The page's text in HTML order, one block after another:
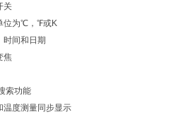
关
位为℃，℉或K
时间和日期
焦
索功能
温度测量同步显示